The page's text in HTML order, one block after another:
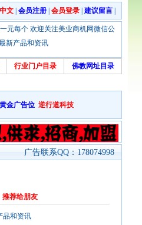
文 会员注册 会员登录 建议留言
元每个 欢迎关注美业商机网微信公
新产品和资讯
行业门户目录 佛教网址目录
黄金广告位 逆行道科技
广告联系QQ：178074998
推荐给朋友
品和资讯